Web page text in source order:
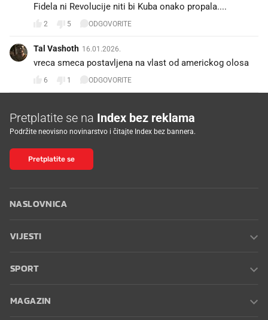
Fidela ni Revolucije niti bi Kuba onako propala....
2 5 ODGOVORITE
Tal Vashoth 16.01.2026.
vreca smeca postavljena na vlast od americkog olosa
6 1 ODGOVORITE
Pretplatite se na Index bez reklama
Podržite neovisno novinarstvo i čitajte Index bez bannera.
Pretplatite se
NASLOVNICA
VIJESTI
SPORT
MAGAZIN